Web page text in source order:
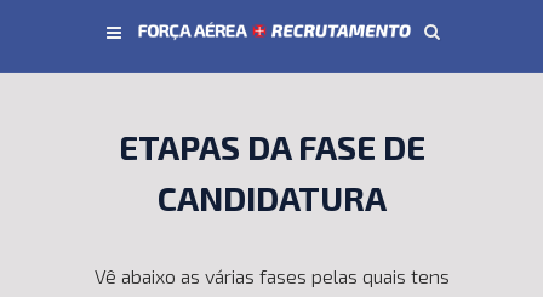
ETAPAS DA FASE DE
CANDIDATURA
Vê abaixo as várias fases pelas quais tens